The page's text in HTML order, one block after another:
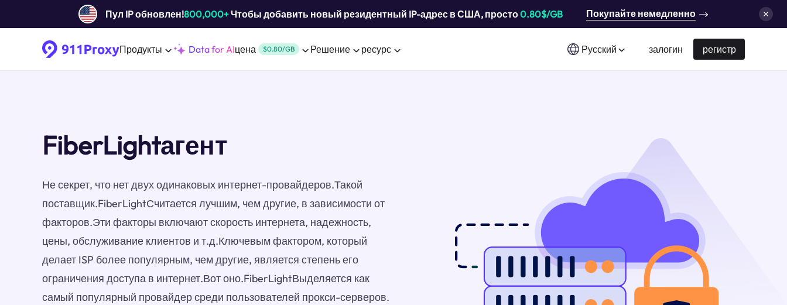
Пул IP обновлен!800,000+Чтобы добавить новый резидентный IP-адрес в США, просто0.80$/GB Покупайте немедленно
Продукты Data for AIцена $0.80/GB Решение ресурс Русский залогин регистр
FiberLightагент
Не секрет, что нет двух одинаковых интернет-провайдеров.Такой
поставщик.FiberLightСчитается лучшим, чем другие, в зависимости от
факторов.Эти факторы включают скорость интернета, надежность,
цены, обслуживание клиентов и т.д.Ключевым фактором, который
делает ISP более популярным, чем другие, является степень его
ограничения доступа в интернет.Вот оно.FiberLightВыделяется как
самый популярный провайдер среди пользователей прокси-серверов.